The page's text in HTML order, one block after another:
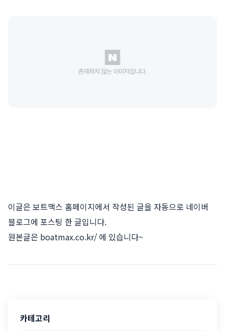
이글은 보트맥스 홈페이지에서 작성된 글을 자동으로 네이버
블로그에 포스팅 한 글입니다.
원본글은 boatmax.co.kr/ 에 있습니다~
카테고리